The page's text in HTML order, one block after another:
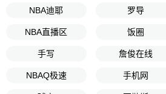
NBA迪耶 罗导
NBA直播区 饭圈
手写 詹俊在线
NBAQ极速 手机网